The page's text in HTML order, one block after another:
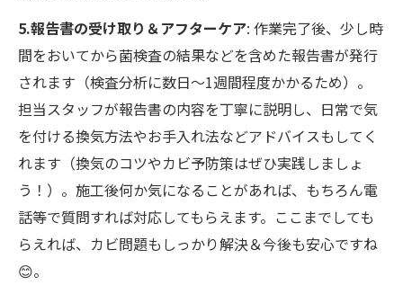
5.報告書の受け取り＆アフターケア: 作業完了後、少し時
間をおいてから菌検査の結果などを含めた報告書が発行
されます（検査分析に数日～1週間程度かかるため）。
担当スタッフが報告書の内容を丁寧に説明し、日常で気
を付ける換気方法やお手入れ法などアドバイスもしてく
れます（換気のコツやカビ予防策はぜひ実践しましょ
う！）。施工後何か気になることがあれば、もちろん電
話等で質問すれば対応してもらえます。ここまでしても
らえれば、カビ問題もしっかり解決＆今後も安心ですね
😊。